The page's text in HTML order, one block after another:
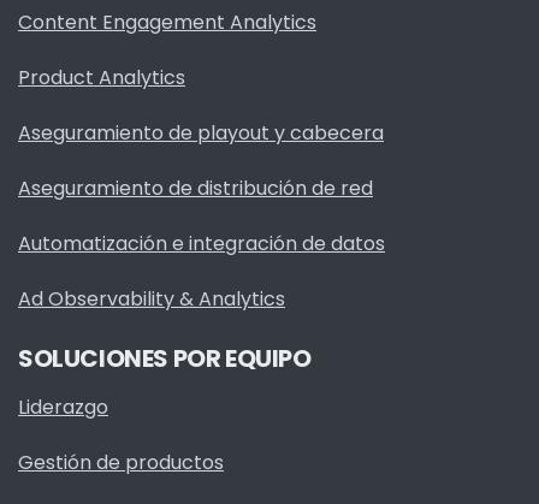
Content Engagement Analytics
Product Analytics
Aseguramiento de playout y cabecera
Aseguramiento de distribución de red
Automatización e integración de datos
Ad Observability & Analytics
SOLUCIONES POR EQUIPO
Liderazgo
Gestión de productos